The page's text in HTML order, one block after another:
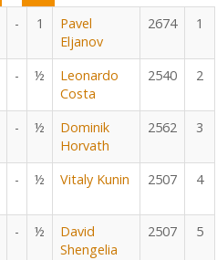
- 1
Pavel
Eljanov
2674 1
- ½
Leonardo
Costa
2540 2
- ½
Dominik
Horvath
2562 3
- ½ Vitaly Kunin 2507 4
- ½
David
Shengelia
2507 5